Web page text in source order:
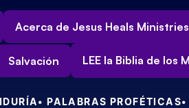
Acerca de Jesus Heals Ministries
Salvación LEE la Biblia de los
• PALABRAS PROFÉTICAS